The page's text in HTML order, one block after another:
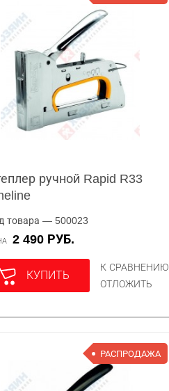
ручной Rapid R33
товара — 500023
2 490 РУБ.
КУПИТЬ
К СРАВНЕНИЮ
ОТЛОЖИТЬ
РАСПРОДАЖА